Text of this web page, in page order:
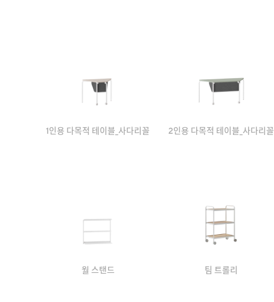
1인용 다목적 테이블_사다리꼴 2인용 다목적 테이블_사다리꼴
월 스탠드 팀 트롤리